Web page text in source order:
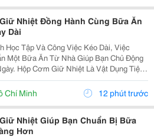
Nhiệt Đồng Hành Cùng Bữa Ăn
Dài
Học Tập Và Công Việc Kéo Dài, Việc
Một Bữa Ăn Từ Nhà Giúp Bạn Chủ Động
Hộp Cơm Giữ Nhiệt Là Vật Dụng Tiện
Theo Nhiều Món Ăn Và Phù Hợp Với
Thường Xuyên Ăn Trưa Tại Trường,
Chí Minh 12 phút trước
Nhiệt Giúp Bạn Chuẩn Bị Bữa
Hơn